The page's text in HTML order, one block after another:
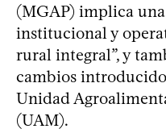
(MGAP) implica una
institucional y
rural integral”, y
cambios
Unidad
(UAM).